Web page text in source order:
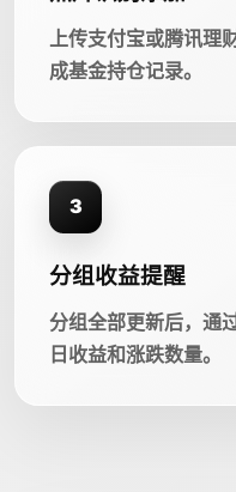
上传支付宝或腾讯理
成基金持仓记录。
3
分组收益提醒
分组全部更新后，通
日收益和涨跌数量。